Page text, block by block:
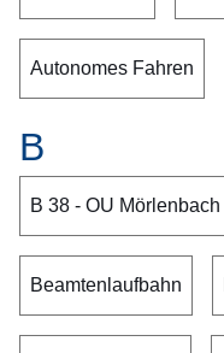
Autonomes Fahren
B
B 38 - OU Mörlenbach
Beamtenlaufbahn